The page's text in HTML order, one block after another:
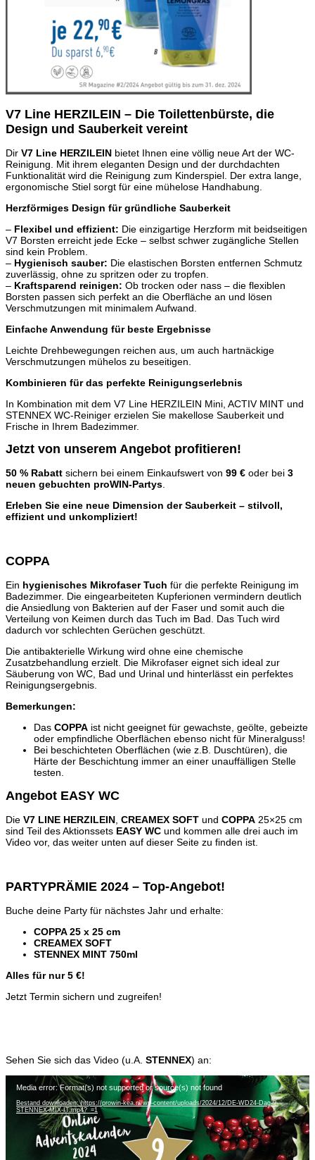
V7 Line HERZILEIN – Die Toilettenbürste, die
Design und Sauberkeit vereint
Dir V7 Line HERZILEIN bietet Ihnen eine völlig neue Art der WC-
Reinigung. Mit ihrem eleganten Design und der durchdachten
Funktionalität wird die Reinigung zum Kinderspiel. Der extra lange,
ergonomische Stiel sorgt für eine mühelose Handhabung.
Herzförmiges Design für gründliche Sauberkeit
– Flexibel und effizient: Die einzigartige Herzform mit beidseitigen
V7 Borsten erreicht jede Ecke – selbst schwer zugängliche Stellen
sind kein Problem.
– Hygienisch sauber: Die elastischen Borsten entfernen Schmutz
zuverlässig, ohne zu spritzen oder zu tropfen.
– Kraftsparend reinigen: Ob trocken oder nass – die flexiblen
Borsten passen sich perfekt an die Oberfläche an und lösen
Verschmutzungen mit minimalem Aufwand.
Einfache Anwendung für beste Ergebnisse
Leichte Drehbewegungen reichen aus, um auch hartnäckige
Verschmutzungen mühelos zu beseitigen.
Kombinieren für das perfekte Reinigungserlebnis
In Kombination mit dem V7 Line HERZILEIN Mini, ACTIV MINT und
STENNEX WC-Reiniger erzielen Sie makellose Sauberkeit und
Frische in Ihrem Badezimmer.
Jetzt von unserem Angebot profitieren!
50 % Rabatt sichern bei einem Einkaufswert von 99 € oder bei 3
neuen gebuchten proWIN-Partys.
Erleben Sie eine neue Dimension der Sauberkeit – stilvoll,
effizient und unkompliziert!
COPPA
Ein hygienisches Mikrofaser Tuch für die perfekte Reinigung im
Badezimmer. Die eingearbeiteten Kupferionen vermindern deutlich
die Ansiedlung von Bakterien auf der Faser und somit auch die
Verteilung von Keimen durch das Tuch im Bad. Das Tuch wird
dadurch vor schlechten Gerüchen geschützt.
Die antibakterielle Wirkung wird ohne eine chemische
Zusatzbehandlung erzielt. Die Mikrofaser eignet sich ideal zur
Säuberung von WC, Bad und Urinal und hinterlässt ein perfektes
Reinigungsergebnis.
Bemerkungen:
Das COPPA ist nicht geeignet für gewachste, geölte, gebeizte
oder empfindliche Oberflächen ebenso nicht für Mineralguss!
Bei beschichteten Oberflächen (wie z.B. Duschtüren), die
Härte der Beschichtung immer an einer unauffälligen Stelle
testen.
Angebot EASY WC
Die V7 LINE HERZILEIN CREAMEX SOFT und COPPA 25×25 cm
sind Teil des Aktionssets EASY WC und kommen alle drei auch im
Video vor, das weiter unten auf dieser Seite zu finden ist.
PARTYPRÄMIE 2024 – Top-Angebot!
Buche deine Party für nächstes Jahr und erhalte:
COPPA 25 x 25 cm
CREAMEX SOFT
STENNEX MINT 750ml
Alles für nur 5 €!
Jetzt Termin sichern und zugreifen!
Sehen Sie sich das Video (u.A. STENNEX) an:
Videospeler
Media error: Format(s) not supported or source(s) not found
Bestand downloaden: https://prowin-kea.nl/wp-content/uploads/2024/12/DE-WD24-Dag-9-
STENNEX-MIX-IT.mp4?_=1